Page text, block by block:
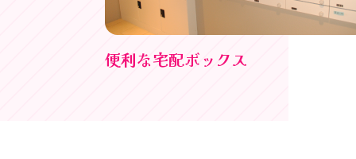
便利な宅配ボックス